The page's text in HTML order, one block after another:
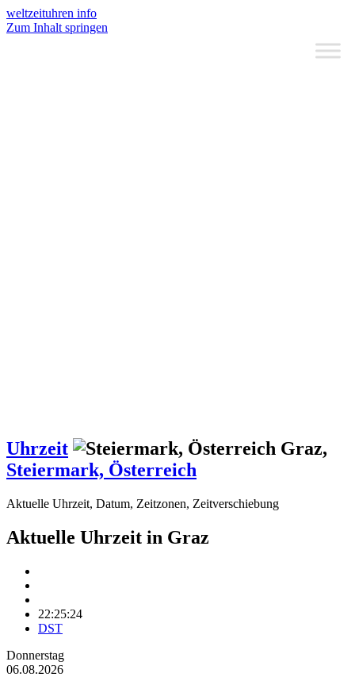
weltzeituhren info
Zum Inhalt springen
Uhrzeit Graz,
Steier­mark, Österreich
Aktuelle Uhrzeit, Datum, Zeitzonen, Zeitverschiebung
Aktuelle Uhrzeit in Graz
22:25:24
DST
Donnerstag
06.08.2026